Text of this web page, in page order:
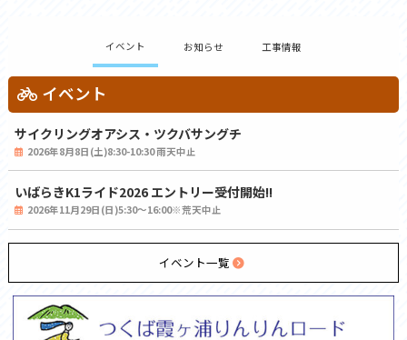
イベント お知らせ 工事情報
イベント
サイクリングオアシス・ツクバサングチ
2026年8月8日(土)8:30-10:30 雨天中止
いばらきK1ライド2026 エントリー受付開始!!
2026年11月29日(日)5:30～16:00※荒天中止
イベント一覧